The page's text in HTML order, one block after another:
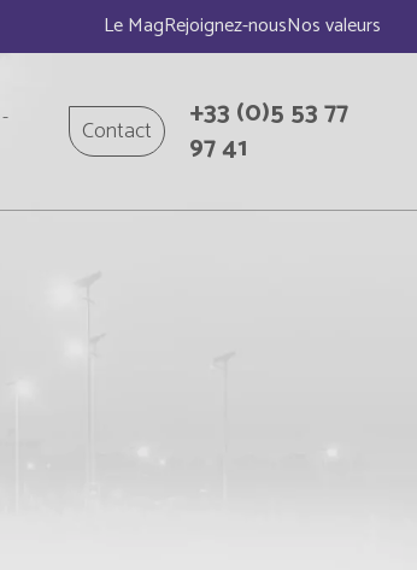
Le MagRejoignez-nousNos valeurs
-
Contact +33(0)5 53 77
97 41